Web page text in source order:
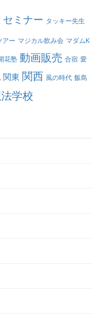
セミナー タッキー先生
アー マジカル飲み会 マダムK
花塾 動画販売 合宿 愛
関東 関西 風の時代 飯島
学校